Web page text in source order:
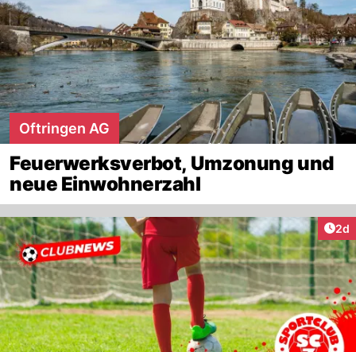
Oftringen AG
Feuerwerksverbot, Umzonung und
neue Einwohnerzahl
2d